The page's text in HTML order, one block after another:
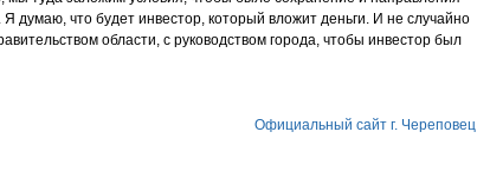
думаю, что будет инвестор, который вложит деньги. И не случайно
области, с руководством города, чтобы инвестор был
Официальный сайт г. Череповец